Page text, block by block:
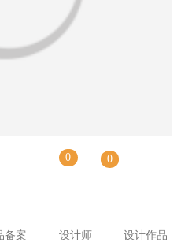
，你都可能会在房子
被用来做不同的用途。
但有时它也被用作临时
0 0
备案 设计师 设计作品